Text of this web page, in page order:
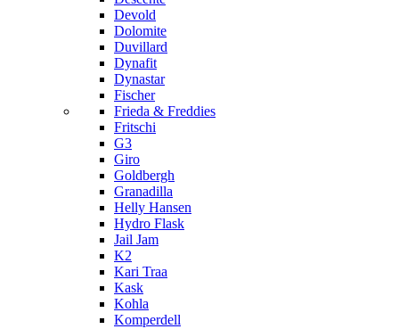
Devold
Dolomite
Duvillard
Dynafit
Dynastar
Fischer
Frieda & Freddies
Fritschi
G3
Giro
Goldbergh
Granadilla
Helly Hansen
Hydro Flask
Jail Jam
K2
Kari Traa
Kask
Kohla
Komperdell